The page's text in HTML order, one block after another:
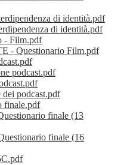
di identità.pdf
di identità.pdf
- Film.pdf
- Questionario Film.pdf
podcast.pdf
podcast.pdf
finale.pdf
finale (13
finale (16